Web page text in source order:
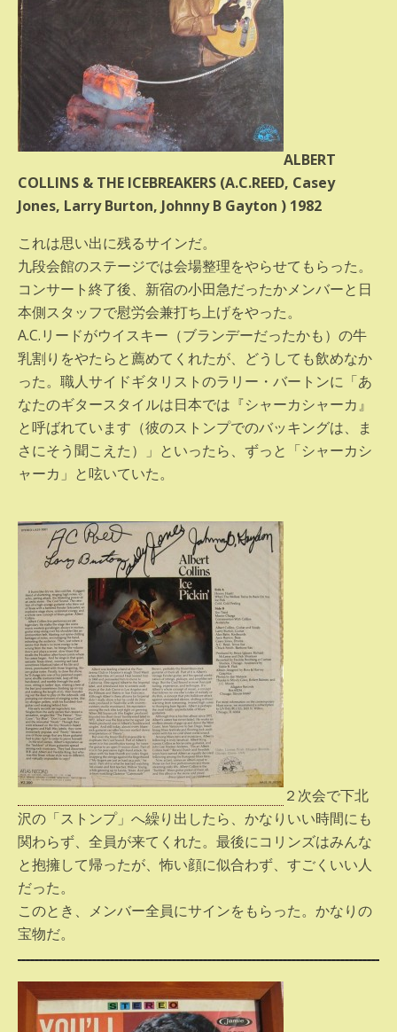
ALBERT
COLLINS & THE ICEBREAKERS (A.C.REED, Casey
Jones, Larry Burton, Johnny B Gayton ) 1982
これは思い出に残るサインだ。
九段会館のステージでは会場整理をやらせてもらった。
コンサート終了後、新宿の小田急だったかメンバーと日
本側スタッフで慰労会兼打ち上げをやった。
A.C.リードがウイスキー（ブランデーだったかも）の牛
乳割りをやたらと薦めてくれたが、どうしても飲めなか
った。職人サイドギタリストのラリー・バートンに「あ
なたのギタースタイルは日本では『シャーカシャーカ』
と呼ばれています（彼のストンプでのバッキングは、ま
さにそう聞こえた）」といったら、ずっと「シャーカシ
ャーカ」と呟いていた。
２次会で下北
沢の「ストンプ」へ繰り出したら、かなりいい時間にも
関わらず、全員が来てくれた。最後にコリンズはみんな
と抱擁して帰ったが、怖い顔に似合わず、すごくいい人
だった。
このとき、メンバー全員にサインをもらった。かなりの
宝物だ。